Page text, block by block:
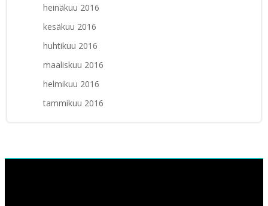
heinäkuu 2016
kesäkuu 2016
huhtikuu 2016
maaliskuu 2016
helmikuu 2016
tammikuu 2016